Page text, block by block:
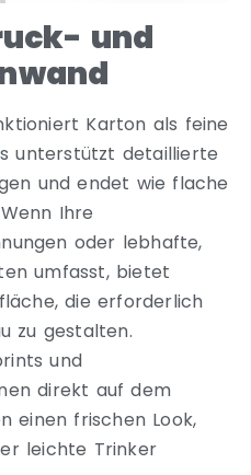
und
Karton als feine
unterstützt detaillierte
und endet wie flache
Ihre
oder lebhafte,
umfasst, bietet
die erforderlich
zu gestalten.
und
direkt auf dem
einen frischen Look,
leichte Trinker